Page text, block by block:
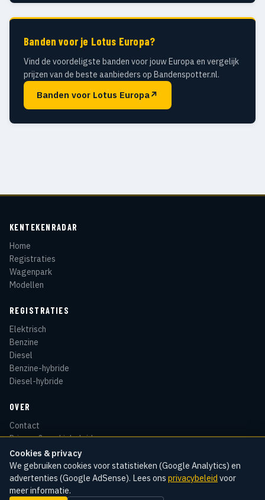
Cookies & privacy
We gebruiken cookies voor statistieken (Google Analytics) en
advertenties (Google AdSense). Lees ons privacybeleid voor
meer informatie.
Banden voor je Lotus Europa?
Vind de voordeligste banden voor jouw Europa en vergelijk
prijzen van de beste aanbieders op Bandenspotter.nl.
Banden voor Lotus Europa↗
KENTEKENRADAR
Home
Registraties
Wagenpark
Modellen
REGISTRATIES
Elektrisch
Benzine
Diesel
Benzine-hybride
Diesel-hybride
OVER
Contact
Privacy & cookiebeleid
Disclaimer
Sitemap